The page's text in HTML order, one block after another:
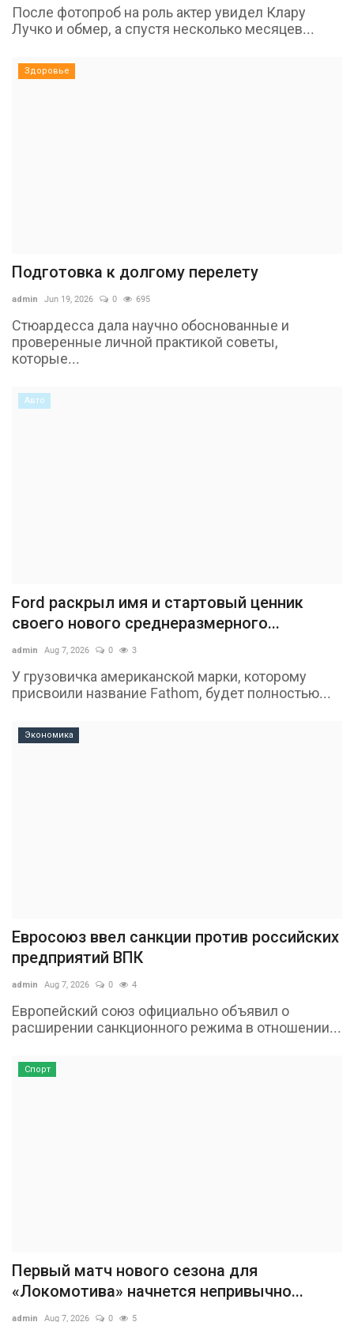
После фотопроб на роль актер увидел Клару
Лучко и обмер, а спустя несколько месяцев...
Здоровье
Подготовка к долгому перелету
admin Jun 19, 2026 0 695
Стюардесса дала научно обоснованные и
проверенные личной практикой советы,
которые...
Авто
Ford раскрыл имя и стартовый ценник
своего нового среднеразмерного...
admin Aug 7, 2026 0 3
У грузовичка американской марки, которому
присвоили название Fathom, будет полностью...
Экономика
Евросоюз ввел санкции против российских
предприятий ВПК
admin Aug 7, 2026 0 4
Европейский союз официально объявил о
расширении санкционного режима в отношении...
Спорт
Первый матч нового сезона для
«Локомотива» начнется непривычно...
admin Aug 7, 2026 0 5